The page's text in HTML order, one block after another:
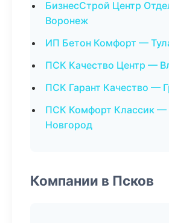
БизнесСтрой Центр
Воронеж
ИП Бетон Комфорт —
ПСК Качество Центр —
ПСК Гарант Качество —
ПСК Комфорт Классик
Новгород
Компании в Псков